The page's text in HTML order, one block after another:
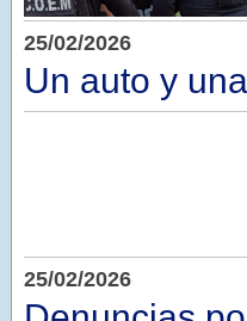
25/02/2026
Un auto y
25/02/2026